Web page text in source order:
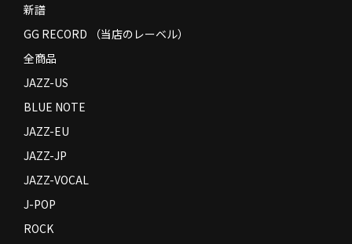
新譜
GG RECORD （当店のレーベル）
全商品
JAZZ-US
BLUE NOTE
JAZZ-EU
JAZZ-JP
JAZZ-VOCAL
J-POP
ROCK